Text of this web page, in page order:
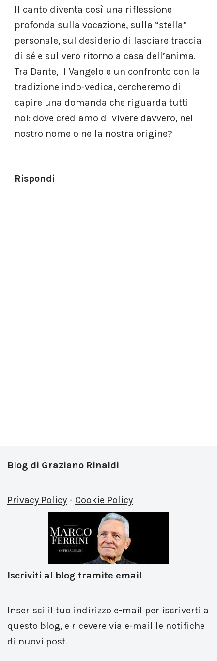
Il canto diventa così una riflessione
profonda sulla vocazione, sulla “stella”
personale, sul desiderio di lasciare traccia
di sé e sul vero ritorno a casa dell’anima.
Tra Dante, il Vangelo e un confronto con la
tradizione indo-vedica, cercheremo di
capire una domanda che riguarda tutti
noi: dove crediamo di vivere davvero, nel
nostro nome o nella nostra origine?
Rispondi
Blog di Graziano Rinaldi
Privacy Policy - Cookie Policy
Iscriviti al blog tramite email
Inserisci il tuo indirizzo e-mail per iscriverti a
questo blog, e ricevere via e-mail le notifiche
di nuovi post.